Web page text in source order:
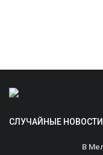
СЛУЧАЙНЫЕ НОВОСТИ
В